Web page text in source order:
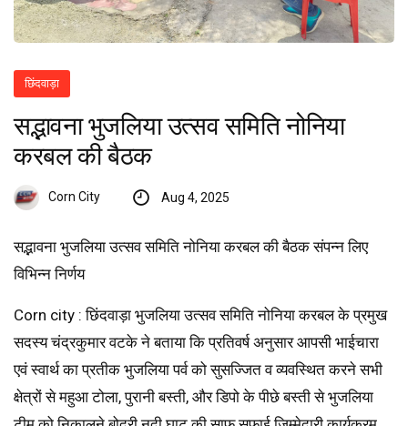
छिंदवाड़ा
सद्भावना भुजलिया उत्सव समिति नोनिया
करबल की बैठक
Corn City Aug 4, 2025
सद्भावना भुजलिया उत्सव समिति नोनिया करबल की बैठक संपन्न लिए
विभिन्न निर्णय
Corn city : छिंदवाड़ा भुजलिया उत्सव समिति नोनिया करबल के प्रमुख
सदस्य चंद्रकुमार वटके ने बताया कि प्रतिवर्ष अनुसार आपसी भाईचारा
एवं स्वार्थ का प्रतीक भुजलिया पर्व को सुसज्जित व व्यवस्थित करने सभी
क्षेत्रों से महुआ टोला, पुरानी बस्ती, और डिपो के पीछे बस्ती से भुजलिया